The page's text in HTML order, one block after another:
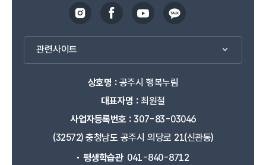
관련사이트
상호명 :공주시 행복누림
대표자명 :최원철
사업자등록번호 :307-83-03046
(32572) 충청남도 공주시 의당로 21(신관동)
평생학습관 041-840-8712